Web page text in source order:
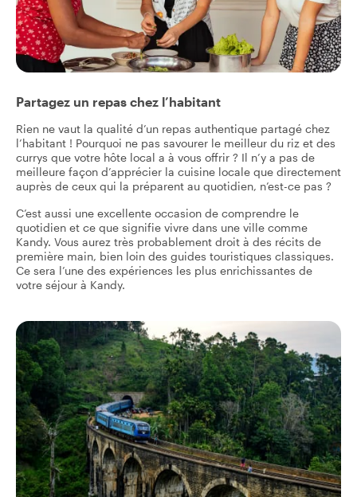
Partagez un repas chez l’habitant
Rien ne vaut la qualité d’un repas authentique partagé chez
l’habitant ! Pourquoi ne pas savourer le meilleur du riz et des
currys que votre hôte local a à vous offrir ? Il n’y a pas de
meilleure façon d’apprécier la cuisine locale que directement
auprès de ceux qui la préparent au quotidien, n’est-ce pas ?
C’est aussi une excellente occasion de comprendre le
quotidien et ce que signifie vivre dans une ville comme
Kandy. Vous aurez très probablement droit à des récits de
première main, bien loin des guides touristiques classiques.
Ce sera l’une des expériences les plus enrichissantes de
votre séjour à Kandy.